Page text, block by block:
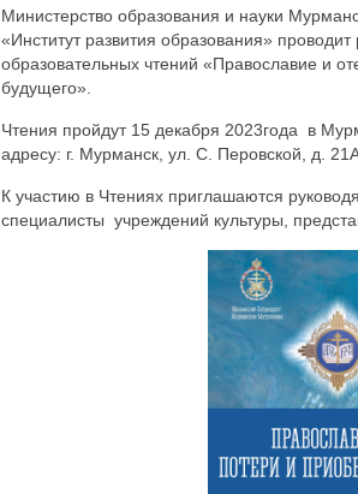
Министерство образования и науки
«Институт развития образования»
образовательных чтений «Православие и
будущего».
Чтения пройдут 15 декабря 2023года в
адресу: г. Мурманск, ул. С. Перовской, д.
К участию в Чтениях приглашаются
специалисты учреждений культуры,